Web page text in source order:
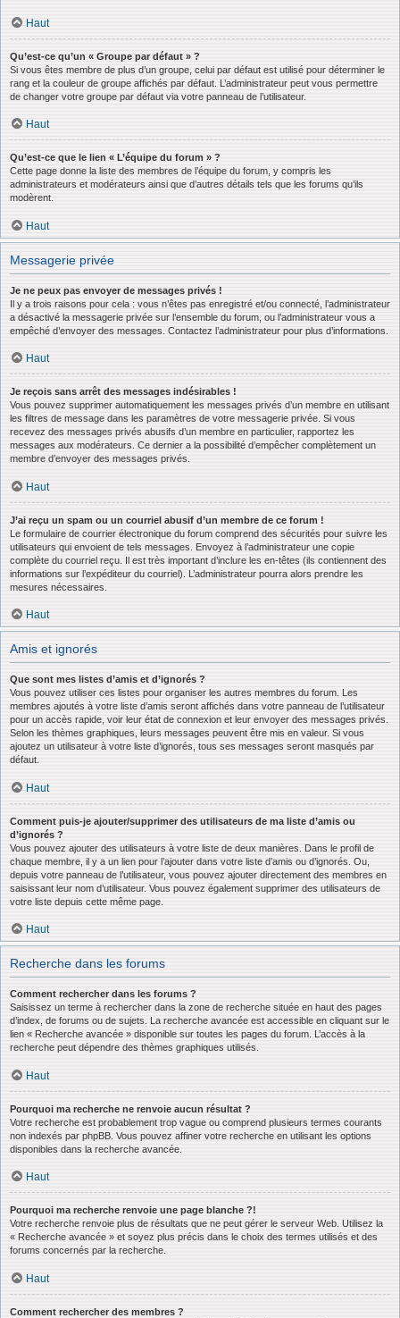
Haut
Qu’est-ce qu’un « Groupe par défaut » ?
Si vous êtes membre de plus d’un groupe, celui par défaut est utilisé pour déterminer le
rang et la couleur de groupe affichés par défaut. L’administrateur peut vous permettre
de changer votre groupe par défaut via votre panneau de l’utilisateur.
Haut
Qu’est-ce que le lien « L’équipe du forum » ?
Cette page donne la liste des membres de l’équipe du forum, y compris les
administrateurs et modérateurs ainsi que d’autres détails tels que les forums qu’ils
modèrent.
Haut
Messagerie privée
Je ne peux pas envoyer de messages privés !
Il y a trois raisons pour cela : vous n’êtes pas enregistré et/ou connecté, l’administrateur
a désactivé la messagerie privée sur l’ensemble du forum, ou l’administrateur vous a
empêché d’envoyer des messages. Contactez l’administrateur pour plus d’informations.
Haut
Je reçois sans arrêt des messages indésirables !
Vous pouvez supprimer automatiquement les messages privés d’un membre en utilisant
les filtres de message dans les paramètres de votre messagerie privée. Si vous
recevez des messages privés abusifs d’un membre en particulier, rapportez les
messages aux modérateurs. Ce dernier a la possibilité d’empêcher complètement un
membre d’envoyer des messages privés.
Haut
J’ai reçu un spam ou un courriel abusif d’un membre de ce forum !
Le formulaire de courrier électronique du forum comprend des sécurités pour suivre les
utilisateurs qui envoient de tels messages. Envoyez à l’administrateur une copie
complète du courriel reçu. Il est très important d’inclure les en-têtes (ils contiennent des
informations sur l’expéditeur du courriel). L’administrateur pourra alors prendre les
mesures nécessaires.
Haut
Amis et ignorés
Que sont mes listes d’amis et d’ignorés ?
Vous pouvez utiliser ces listes pour organiser les autres membres du forum. Les
membres ajoutés à votre liste d’amis seront affichés dans votre panneau de l’utilisateur
pour un accès rapide, voir leur état de connexion et leur envoyer des messages privés.
Selon les thèmes graphiques, leurs messages peuvent être mis en valeur. Si vous
ajoutez un utilisateur à votre liste d’ignorés, tous ses messages seront masqués par
défaut.
Haut
Comment puis-je ajouter/supprimer des utilisateurs de ma liste d’amis ou
d’ignorés ?
Vous pouvez ajouter des utilisateurs à votre liste de deux manières. Dans le profil de
chaque membre, il y a un lien pour l’ajouter dans votre liste d’amis ou d’ignorés. Ou,
depuis votre panneau de l’utilisateur, vous pouvez ajouter directement des membres en
saisissant leur nom d’utilisateur. Vous pouvez également supprimer des utilisateurs de
votre liste depuis cette même page.
Haut
Recherche dans les forums
Comment rechercher dans les forums ?
Saisissez un terme à rechercher dans la zone de recherche située en haut des pages
d’index, de forums ou de sujets. La recherche avancée est accessible en cliquant sur le
lien « Recherche avancée » disponible sur toutes les pages du forum. L’accès à la
recherche peut dépendre des thèmes graphiques utilisés.
Haut
Pourquoi ma recherche ne renvoie aucun résultat ?
Votre recherche est probablement trop vague ou comprend plusieurs termes courants
non indexés par phpBB. Vous pouvez affiner votre recherche en utilisant les options
disponibles dans la recherche avancée.
Haut
Pourquoi ma recherche renvoie une page blanche ?!
Votre recherche renvoie plus de résultats que ne peut gérer le serveur Web. Utilisez la
« Recherche avancée » et soyez plus précis dans le choix des termes utilisés et des
forums concernés par la recherche.
Haut
Comment rechercher des membres ?